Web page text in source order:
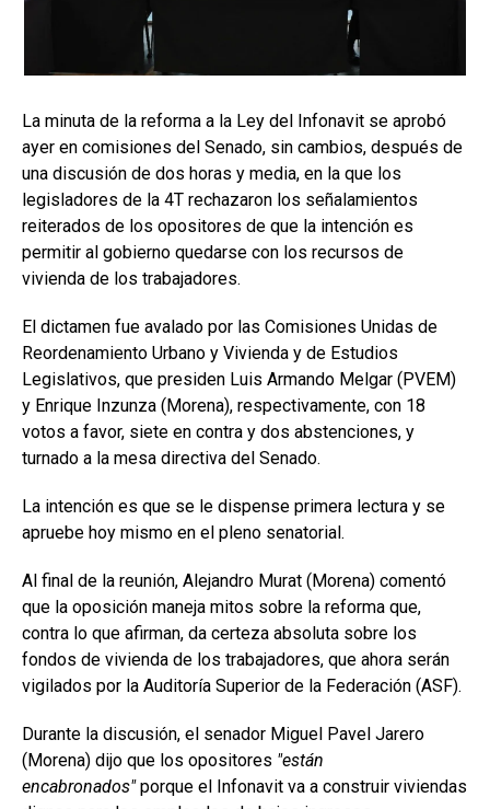
La minuta de la reforma a la Ley del Infonavit se aprobó
ayer en comisiones del Senado, sin cambios, después de
una discusión de dos horas y media, en la que los
legisladores de la 4T rechazaron los señalamientos
reiterados de los opositores de que la intención es
permitir al gobierno quedarse con los recursos de
vivienda de los trabajadores.
El dictamen fue avalado por las Comisiones Unidas de
Reordenamiento Urbano y Vivienda y de Estudios
Legislativos, que presiden Luis Armando Melgar (PVEM)
y Enrique Inzunza (Morena), respectivamente, con 18
votos a favor, siete en contra y dos abstenciones, y
turnado a la mesa directiva del Senado.
La intención es que se le dispense primera lectura y se
apruebe hoy mismo en el pleno senatorial.
Al final de la reunión, Alejandro Murat (Morena) comentó
que la oposición maneja mitos sobre la reforma que,
contra lo que afirman, da certeza absoluta sobre los
fondos de vivienda de los trabajadores, que ahora serán
vigilados por la Auditoría Superior de la Federación (ASF).
Durante la discusión, el senador Miguel Pavel Jarero
(Morena) dijo que los opositores están
encabronados porque el Infonavit va a construir viviendas